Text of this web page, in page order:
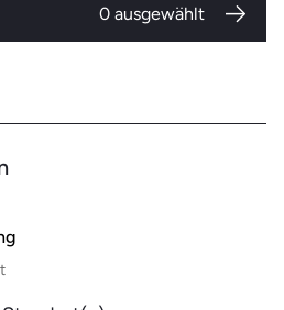
0 ausgewählt